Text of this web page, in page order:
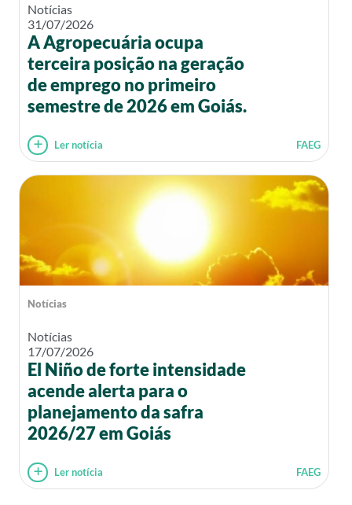
Notícias
31/07/2026
A Agropecuária ocupa
terceira posição na geração
de emprego no primeiro
semestre de 2026 em Goiás.
Ler notícia FAEG
Notícias
Notícias
17/07/2026
El Niño de forte intensidade
acende alerta para o
planejamento da safra
2026/27 em Goiás
Ler notícia FAEG